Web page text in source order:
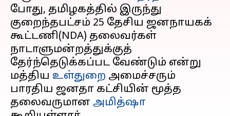
போது, தமிழகத்தில் இருந்து
குறைந்தபட்சம் 25 தேசிய ஜனநாயகக்
கூட்டணி(NDA) தலைவர்கள்
நாடாளுமன்றத்துக்குத்
தேர்ந்தெடுக்கப்பட வேண்டும் என்று
மத்திய உள்துறை அமைச்சரும்
பாரதிய ஜனதா கட்சியின் மூத்த
தலைவருமான அமித்ஷா